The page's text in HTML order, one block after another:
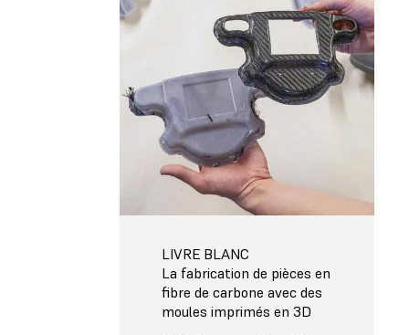
LIVRE BLANC
La fabrication de pièces en
fibre de carbone avec des
moules imprimés en 3D